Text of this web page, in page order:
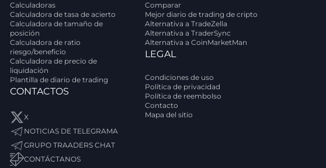
Calculadoras
Calculadora de tasa de acierto
Calculadora de tamaño de
posición
Calculadora de ratio
riesgo/beneficio
Calculadora de precio de
liquidación
Plantilla de diario de trading
CONTACTOS
X
NOTICIAS DE TELEGRAMA
GRUPO TRAADERS CHAT
CONTÁCTANOS
Comparar
Mejor diario de trading de cripto
Alternativa a TradeZella
Alternativa a TraderSync
Alternativa a CoinMarketMan
LEGAL
Condiciones de uso
Política de privacidad
Política de reembolso
Contacto
Mapa del sitio